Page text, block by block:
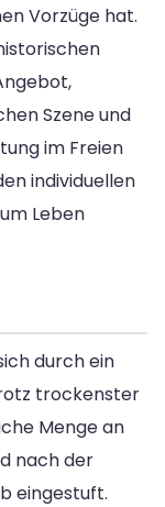
Vorzüge hat.
Szene und
im Freien
individuellen
Leben
durch ein
trockenster
Menge an
nach der
eingestuft.